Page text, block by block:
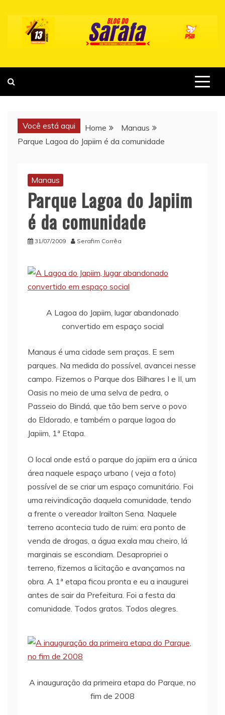
content
Você está aqui Home
Manaus
Parque Lagoa do Japiim é da comunidade
Manaus
Parque Lagoa do Japiim
é da comunidade
31/07/2009 Serafim Corrêa
A Lagoa do Japiim, lugar abandonado
convertido em espaço social
Manaus é uma cidade sem praças. E sem
parques. Na medida do possível, avancei nesse
campo. Fizemos o Parque dos Bilhares I e II, um
Oasis no meio de uma selva de pedra, o
Passeio do Bindá, que tão bem serve o povo
do Eldorado, e também o parque lagoa do
Japiim, 1ª Etapa.
O local onde está o parque do japiim era a única
área naquele espaço urbano ( veja a foto)
possível de se criar um espaço comunitário. Foi
uma reivindicação daquela comunidade, tendo
a frente o vereador Irailton Sena. Naquele
terreno acontecia tudo de ruim: era ponto de
venda de drogas, a água exala mau cheiro, lá
marginais se escondiam. Desapropriei o
terreno, fizemos a licitação e avançamos na
obra. A 1ª etapa ficou pronta e eu a inaugurei
antes de sair da Prefeitura. Foi a festa da
comunidade. Todos gratos. Todos alegres.
A inauguração da primeira etapa do Parque, no
fim de 2008